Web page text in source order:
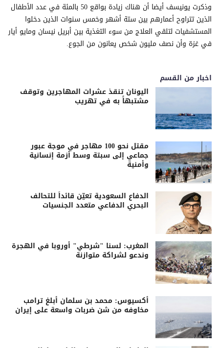
وذكرت يونيسف أيضا أن هناك زيادة بواقع 50 بالمئة في عدد الأطفال
الذين تتراوح أعمارهم بين ستة أشهر وخمس سنوات الذين دخلوا
المستشفيات لتلقي العلاج من سوء التغذية بين أبريل نيسان ومايو أيار
في غزة وأن نصف مليون شخص يعانون من الجوع.
اخبار من القسم
اليونان تنقذ عشرات المهاجرين وتوقف
مشتبهاً به في تهريب
مقتل نحو 100 مهاجر في موجة عبور
جماعي إلى سبتة وسط أزمة إنسانية
وأمنية
الدفاع السعودية تعيّن قائداً للتحالف
البحري الدفاعي متعدد الجنسيات
المغرب: لسنا "شرطي" أوروبا في الهجرة
وندعو لشراكة متوازنة
أكسيوس: محمد بن سلمان أبلغ ترامب
مخاوفه من شن ضربات واسعة على إيران